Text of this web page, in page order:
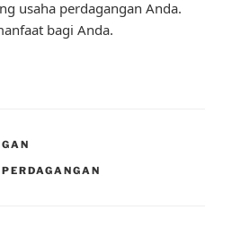
usaha perdagangan Anda.
bagi Anda.